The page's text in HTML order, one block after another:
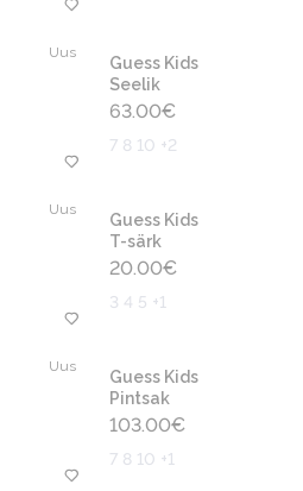
Uus
Guess Kids
Seelik
63.00€
7 8 10 +2
Uus
Guess Kids
T-särk
20.00€
3 4 5 +1
Uus
Guess Kids
Pintsak
103.00€
7 8 10 +1